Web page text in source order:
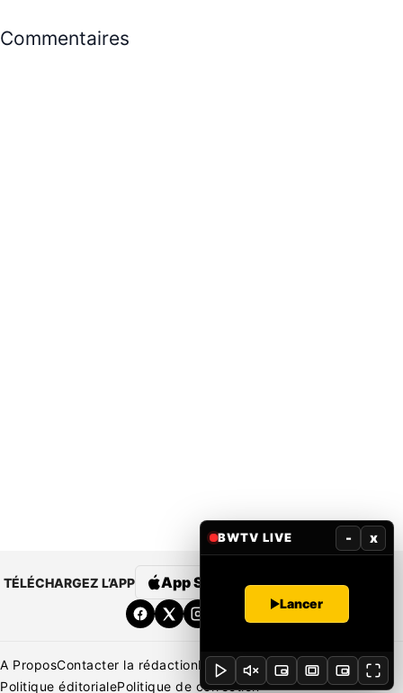
Commentaires
TÉLÉCHARGEZ L’APP App Store Google Play
A ProposContacter la rédactionRédaction Mentions légales
Politique éditorialePolitique de correction
BWTV LIVE - x
Lancer